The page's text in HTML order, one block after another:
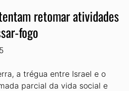
retomar atividades
fogo
a trégua entre Israel e o
parcial da vida social e